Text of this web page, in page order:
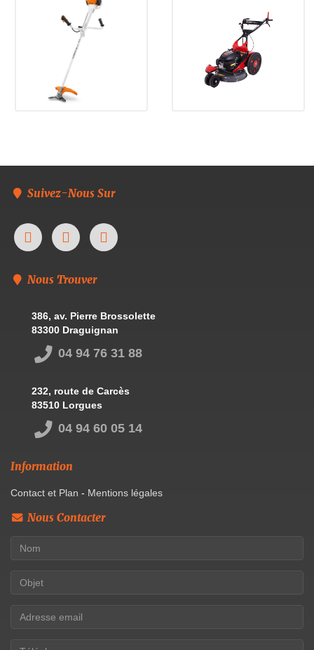
Suivez-Nous Sur
Nous Trouver
386, av. Pierre Brossolette
83300 Draguignan
04 94 76 31 88
232, route de Carcès
83510 Lorgues
04 94 60 05 14
Information
Contact et Plan - Mentions légales
Nous Contacter